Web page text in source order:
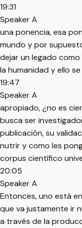
19:31
Speaker A
una ponencia, esa
mundo y por
dejar un legado
la humanidad y ello
19:47
Speaker A
apropiado, ¿no es
busca ser
publicación, su
nutrir y como les
corpus científico
20:05
Speaker A
Entonces, uno está
que va justamente ir
a través de la